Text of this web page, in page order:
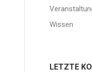
Wissen
LETZTE